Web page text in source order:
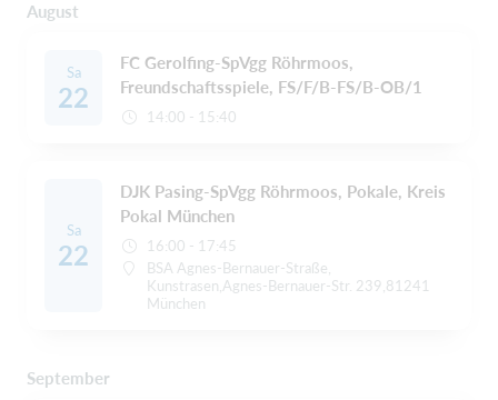
August
Sa
22
FC Gerolfing-SpVgg Röhrmoos,
Freundschaftsspiele, FS/F/B-FS/B-OB/1
14:00 - 15:40
Sa
22
DJK Pasing-SpVgg Röhrmoos, Pokale, Kreis
Pokal München
16:00 - 17:45
BSA Agnes-Bernauer-Straße,
Kunstrasen,Agnes-Bernauer-Str. 239,81241
München
September